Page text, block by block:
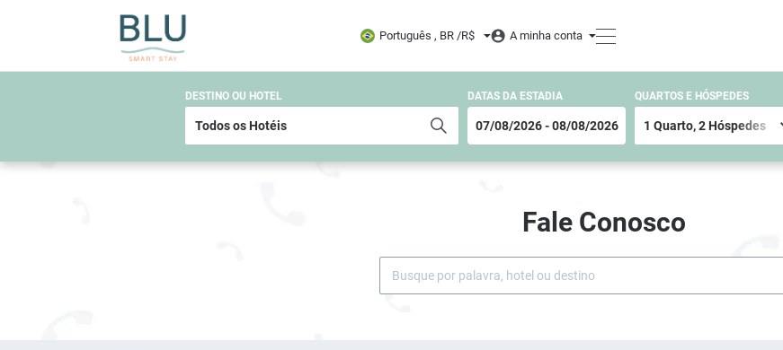
Português , BR /R$ A minha conta
DESTINO OU HOTEL DATAS DA ESTADIA QUARTOS E HÓSPEDES
Fale Conosco